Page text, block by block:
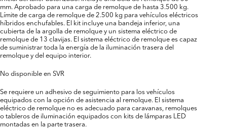
mm. Aprobado para una carga de remolque de hasta 3.500 kg.
Límite de carga de remolque de 2.500 kg para vehículos eléctricos
híbridos enchufables. El kit incluye una bandeja inferior, una
cubierta de la argolla de remolque y un sistema eléctrico de
remolque de 13 clavijas. El sistema eléctrico de remolque es capaz
de suministrar toda la energía de la iluminación trasera del
remolque y del equipo interior.
No disponible en SVR
Se requiere un adhesivo de seguimiento para los vehículos
equipados con la opción de asistencia al remolque. El sistema
eléctrico de remolque no es adecuado para caravanas, remolques
o tableros de iluminación equipados con kits de lámparas LED
montadas en la parte trasera.